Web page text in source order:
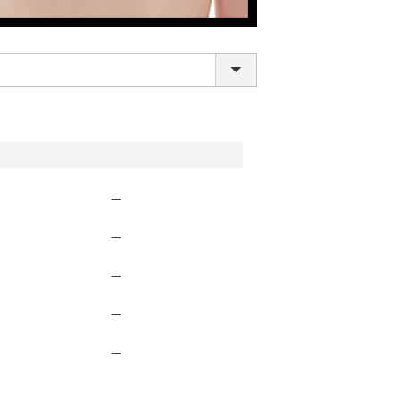
LINE連携でクーポンもらえる!!
—
—
—
—
—